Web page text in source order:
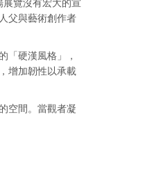
父與藝術創作者
「硬漢風格」，
增加韌性以承載
空間。當觀者凝